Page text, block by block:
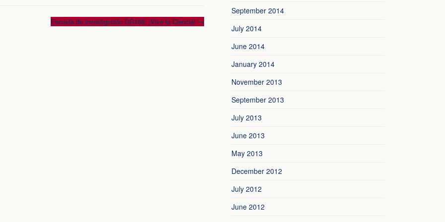
Escuela de investigación GR169: ¡Vive la Ciencia! →
September 2014
July 2014
June 2014
January 2014
November 2013
September 2013
July 2013
June 2013
May 2013
December 2012
July 2012
June 2012